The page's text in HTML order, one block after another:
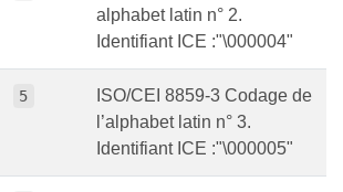
alphabet latin n° 2.
Identifiant ICE :"\000004"
5
ISO/CEI 8859-3 Codage de
l’alphabet latin n° 3.
Identifiant ICE :"\000005"